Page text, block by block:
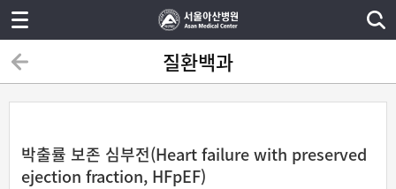
질환백과
박출률 보존 심부전(Heart failure with preserved
ejection fraction, HFpEF)